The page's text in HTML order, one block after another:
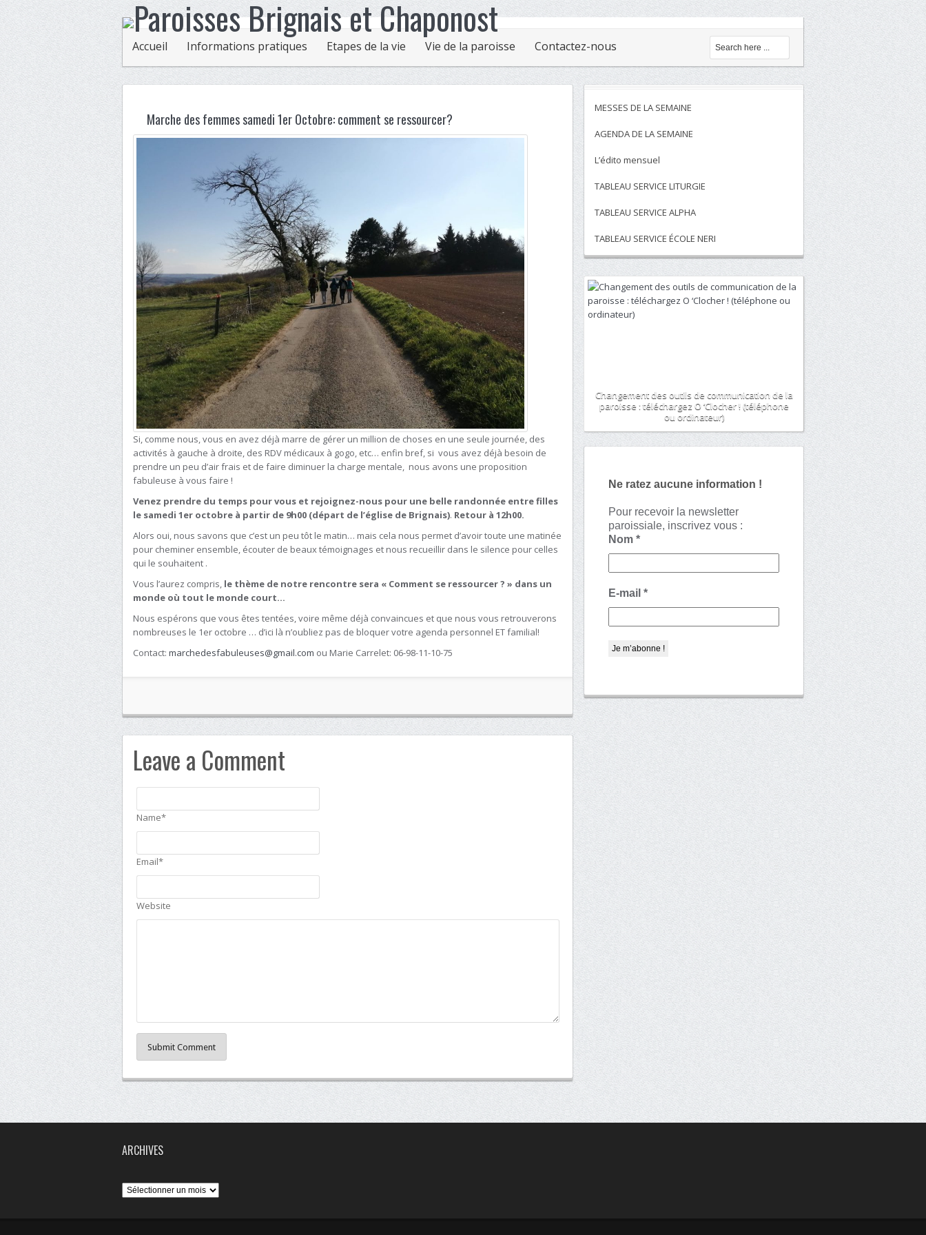
Accueil Informations pratiques Etapes de la vie Vie de la paroisse Contactez-nous
Marche des femmes samedi 1er Octobre: comment se ressourcer?
Si, comme nous, vous en avez déjà marre de gérer un million de choses en une seule journée, des
activités à gauche à droite, des RDV médicaux à gogo, etc… enfin bref, si vous avez déjà besoin de
prendre un peu d’air frais et de faire diminuer la charge mentale, nous avons une proposition
fabuleuse à vous faire !
Venez prendre du temps pour vous et rejoignez-nous pour une belle randonnée entre filles
le samedi 1er octobre à partir de 9h00 (départ de l’église de Brignais). Retour à 12h00.
Alors oui, nous savons que c’est un peu tôt le matin… mais cela nous permet d’avoir toute une matinée
pour cheminer ensemble, écouter de beaux témoignages et nous recueillir dans le silence pour celles
qui le souhaitent .
Vous l’aurez compris, le thème de notre rencontre sera « Comment se ressourcer ? » dans un
monde où tout le monde court…
Nous espérons que vous êtes tentées, voire même déjà convaincues et que nous vous retrouverons
nombreuses le 1er octobre … d’ici là n’oubliez pas de bloquer votre agenda personnel ET familial!
Contact: marchedesfabuleuses@gmail.com ou Marie Carrelet: 06-98-11-10-75
Leave a Comment
Name*
Email*
Website
Submit Comment
MESSES DE LA SEMAINE
AGENDA DE LA SEMAINE
L’édito mensuel
TABLEAU SERVICE LITURGIE
TABLEAU SERVICE ALPHA
TABLEAU SERVICE ÉCOLE NERI
Changement des outils de communication de la
paroisse : téléchargez O ‘Clocher ! (téléphone
ou ordinateur)
Ne ratez aucune information !
Pour recevoir la newsletter
paroissiale, inscrivez vous :
Nom *
E-mail *
ARCHIVES
Archives